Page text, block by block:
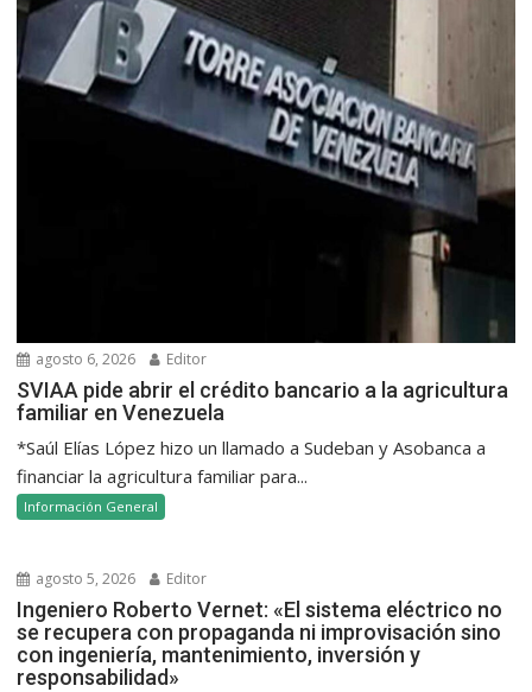
agosto 6, 2026 Editor
SVIAA pide abrir el crédito bancario a la agricultura
familiar en Venezuela
*Saúl Elías López hizo un llamado a Sudeban y Asobanca a
financiar la agricultura familiar para...
Información General
agosto 5, 2026 Editor
Ingeniero Roberto Vernet: «El sistema eléctrico no
se recupera con propaganda ni improvisación sino
con ingeniería, mantenimiento, inversión y
responsabilidad»